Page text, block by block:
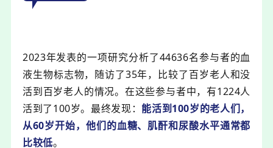
2023年发表的一项研究分析了44636名参与者的血
液生物标志物，随访了35年，比较了百岁老人和没
活到百岁老人的情况。在这些参与者中，有1224人
活到了100岁。最终发现： 能活到100岁的老人们，
从60岁开始，他们的血糖、肌酐和尿酸水平通常都
比较低。